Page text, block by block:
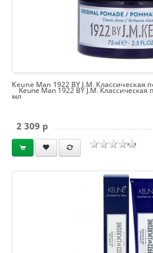
Keune Man 1922 BY J.M.
мл
Keune Man 1922 BY J.M. Классическая
мл
2 309 p